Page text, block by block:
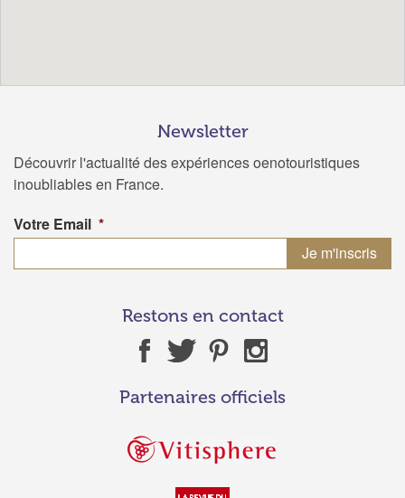
Newsletter
Découvrir l'actualité des expériences oenotouristiques
inoubliables en France.
Votre Email *
Restons en contact
Partenaires officiels